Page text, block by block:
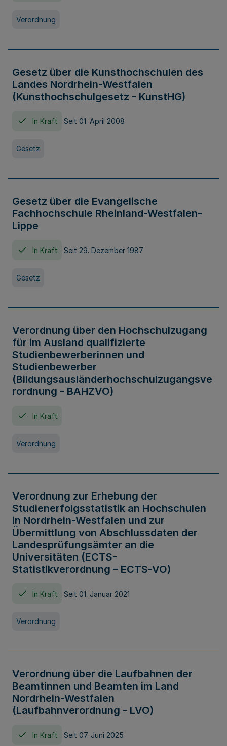
Verordnung
Gesetz über die Kunsthochschulen des
Landes Nordrhein-Westfalen
(Kunsthochschulgesetz - KunstHG)
In Kraft Seit 01. April 2008
Gesetz
Gesetz über die Evangelische
Fachhochschule Rheinland-Westfalen-
Lippe
In Kraft Seit 29. Dezember 1987
Gesetz
Verordnung über den Hochschulzugang
für im Ausland qualifizierte
Studienbewerberinnen und
Studienbewerber
(Bildungsausländerhochschulzugangsve
rordnung - BAHZVO)
In Kraft
Verordnung
Verordnung zur Erhebung der
Studienerfolgsstatistik an Hochschulen
in Nordrhein-Westfalen und zur
Übermittlung von Abschlussdaten der
Landesprüfungsämter an die
Universitäten (ECTS-
Statistikverordnung – ECTS-VO)
In Kraft Seit 01. Januar 2021
Verordnung
Verordnung über die Laufbahnen der
Beamtinnen und Beamten im Land
Nordrhein-Westfalen
(Laufbahnverordnung - LVO)
In Kraft Seit 07. Juni 2025